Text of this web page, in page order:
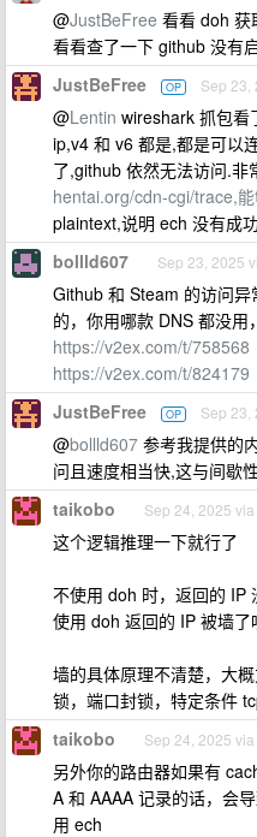
@JustBeFree 看看 doh 获
看看查了一下 github 没有
JustBeFree OP Sep 23,
@Lentin wireshark 抓包看
ip,v4 和 v6 都是,都是可以
了,github 依然无法访问.非
hentai.org/cdn-cgi/trace,
plaintext,说明 ech 没有成
bollld607 Sep 23, 2025
Github 和 Steam 的访问
的，你用哪款 DNS 都没用
https://v2ex.com/t/758568
https://v2ex.com/t/824179
JustBeFree OP Sep 23,
@bollld607 参考我提供的
问且速度相当快,这与间歇
taikobo Sep 24, 2025
这个逻辑推理一下就行了
不使用 doh 时，返回的 IP
使用 doh 返回的 IP 被墙了
墙的具体原理不清楚，大
锁，端口封锁，特定条件
taikobo Sep 24, 2025
另外你的路由器如果有
A 和 AAAA 记录的话，会
用 ech